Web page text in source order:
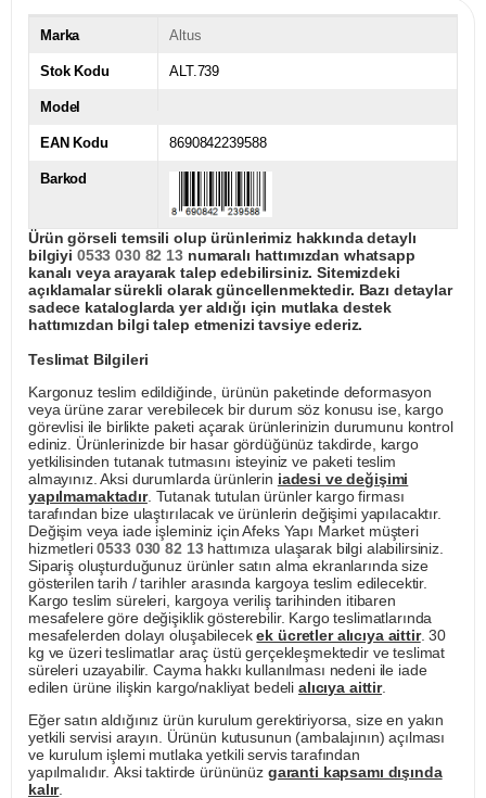
Marka Altus
Stok Kodu ALT.739
Model
EAN Kodu 8690842239588
Barkod
Ürün görseli temsili olup ürünlerimiz hakkında detaylı
bilgiyi 0533 030 82 13numaralı hattımızdan whatsapp
kanalı veya arayarak talep edebilirsiniz. Sitemizdeki
açıklamalar sürekli olarak güncellenmektedir. Bazı detaylar
sadece kataloglarda yer aldığı için mutlaka destek
hattımızdan bilgi talep etmenizi tavsiye ederiz.
Teslimat Bilgileri
Kargonuz teslim edildiğinde, ürünün paketinde deformasyon
veya ürüne zarar verebilecek bir durum söz konusu ise, kargo
görevlisi ile birlikte paketi açarak ürünlerinizin durumunu kontrol
ediniz. Ürünlerinizde bir hasar gördüğünüz takdirde, kargo
yetkilisinden tutanak tutmasını isteyiniz ve paketi teslim
almayınız. Aksi durumlarda ürünlerin iadesi ve değişimi
yapılmamaktadır. Tutanak tutulan ürünler kargo firması
tarafından bize ulaştırılacak ve ürünlerin değişimi yapılacaktır.
Değişim veya iade işleminiz için Afeks Yapı Market müşteri
hizmetleri0533 030 82 13hattımıza ulaşarak bilgi alabilirsiniz.
Sipariş oluşturduğunuz ürünler satın alma ekranlarında size
gösterilen tarih / tarihler arasında kargoya teslim edilecektir.
Kargo teslim süreleri, kargoya veriliş tarihinden itibaren
mesafelere göre değişiklik gösterebilir. Kargo teslimatlarında
mesafelerden dolayı oluşabilecekek ücretler alıcıya aittir. 30
kg ve üzeri teslimatlar araç üstü gerçekleşmektedir ve teslimat
süreleri uzayabilir. Cayma hakkı kullanılması nedeni ile iade
edilen ürüne ilişkin kargo/nakliyat bedeli alıcıya aittir.
Eğer satın aldığınız ürün kurulum gerektiriyorsa, size en yakın
yetkili servisi arayın. Ürünün kutusunun (ambalajının) açılması
ve kurulum işlemi mutlaka yetkili servis tarafından
yapılmalıdır. Aksi taktirde ürününüz garanti kapsamı dışında
kalır.